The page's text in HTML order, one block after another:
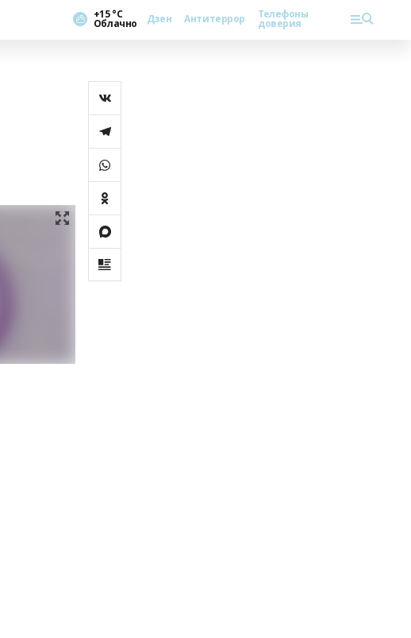
+15 °С
Облачно Дзен Антитеррор Телефоны
доверия